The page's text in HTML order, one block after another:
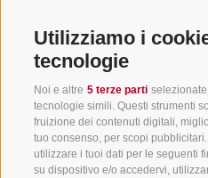
Utilizziamo i
tecnologie
Noi e altre 5 terze parti
tecnologie simili. Questi strumenti
fruizione dei contenuti digitali,
tuo consenso, per scopi
utilizzare i tuoi dati per le seguenti
su dispositivo e/o accedervi,
info@gsieser-
+39 0474 978 436
Soc. coop. turistica Val Casies-